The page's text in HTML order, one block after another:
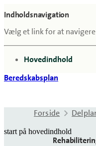
Indholdsnavigation
Vælg et link for at
gå til
Hovedindhold
Beredskabsplan
Forside
start på hovedindhold